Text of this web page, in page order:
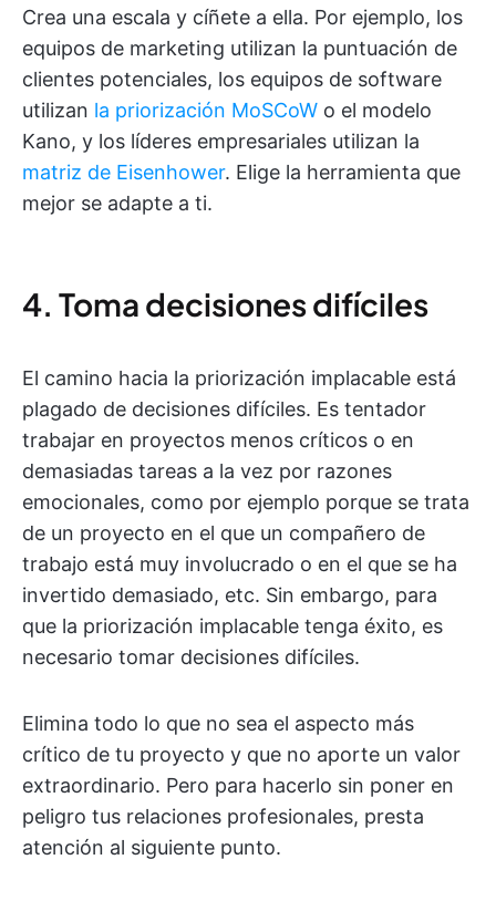
Crea una escala y cíñete a ella. Por ejemplo, los
equipos de marketing utilizan la puntuación de
clientes potenciales, los equipos de software
utilizan la priorización MoSCoW o el modelo
Kano, y los líderes empresariales utilizan la
matriz de Eisenhower. Elige la herramienta que
mejor se adapte a ti.
4. Toma decisiones difíciles
El camino hacia la priorización implacable está
plagado de decisiones difíciles. Es tentador
trabajar en proyectos menos críticos o en
demasiadas tareas a la vez por razones
emocionales, como por ejemplo porque se trata
de un proyecto en el que un compañero de
trabajo está muy involucrado o en el que se ha
invertido demasiado, etc. Sin embargo, para
que la priorización implacable tenga éxito, es
necesario tomar decisiones difíciles.
Elimina todo lo que no sea el aspecto más
crítico de tu proyecto y que no aporte un valor
extraordinario. Pero para hacerlo sin poner en
peligro tus relaciones profesionales, presta
atención al siguiente punto.